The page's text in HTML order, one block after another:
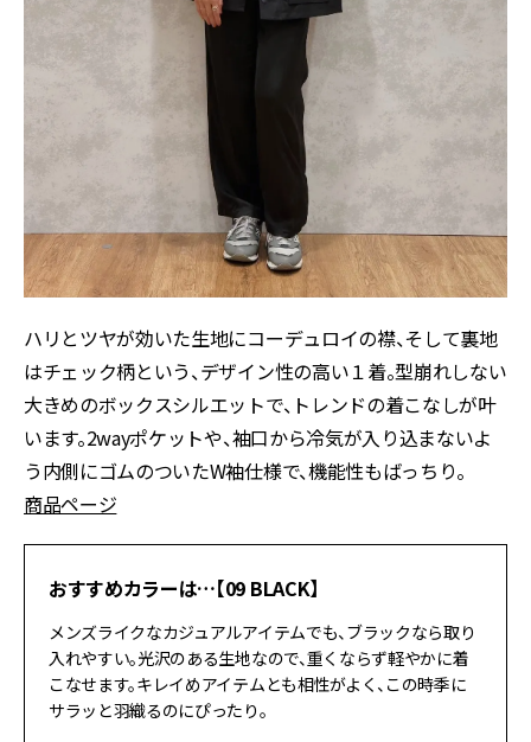
ハリとツヤが効いた生地にコーデュロイの襟、そして裏地
はチェック柄という、デザイン性の高い１着。型崩れしない
大きめのボックスシルエットで、トレンドの着こなしが叶
います。2wayポケットや、袖口から冷気が入り込まないよ
う内側にゴムのついたW袖仕様で、機能性もばっちり。
商品ページ
おすすめカラーは…【09 BLACK】
メンズライクなカジュアルアイテムでも、ブラックなら取り
入れやすい。光沢のある生地なので、重くならず軽やかに着
こなせます。キレイめアイテムとも相性がよく、この時季に
サラッと羽織るのにぴったり。